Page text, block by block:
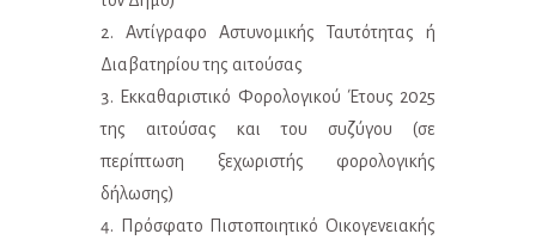
Αντίγραφο Αστυνομικής Ταυτότητας ή
Διαβατηρίου της αιτούσας
Εκκαθαριστικό Φορολογικού Έτους 2025
της αιτούσας και του συζύγου (σε
περίπτωση ξεχωριστής φορολογικής
δήλωσης)
Πρόσφατο Πιστοποιητικό Οικογενειακής